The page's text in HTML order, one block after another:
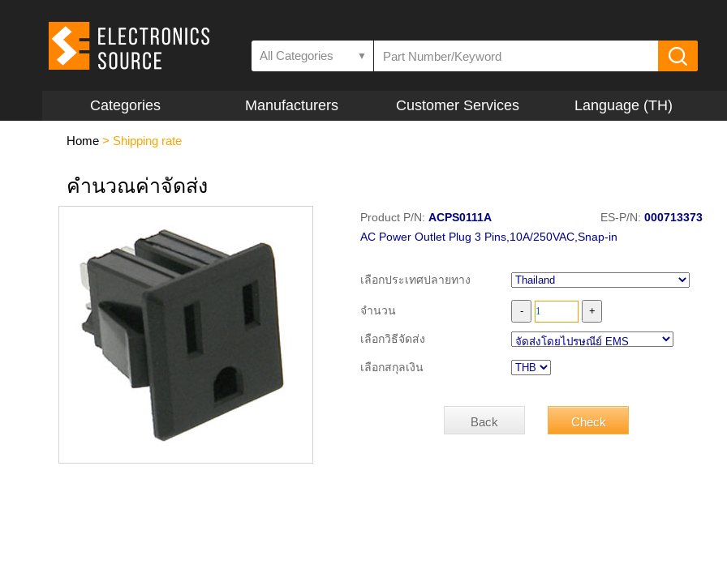
All Categories ▼
Categories Manufacturers Customer Services Language (TH)
Home > Shipping rate
คำนวณค่าจัดส่ง
Product P/N: ACPS0111A ES-P/N: 000713373
AC Power Outlet Plug 3 Pins,10A/250VAC,Snap-in
เลือกประเทศปลายทาง
จำนวน
เลือกวิธีจัดส่ง
เลือกสกุลเงิน